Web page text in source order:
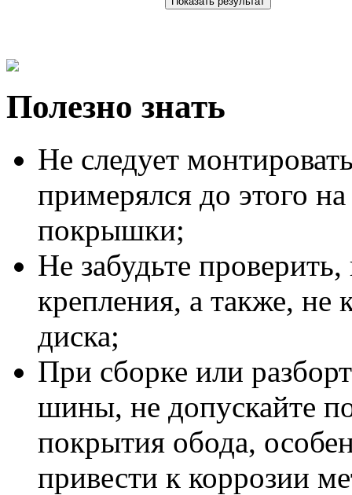
Полезно знать
Не следует
примерялся до этого
покрышки;
Не забудьте
крепления, а также, не
диска;
При сборке или
шины, не допускайте
покрытия обода,
привести к коррозии